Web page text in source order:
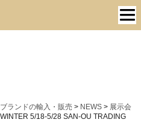
ランドの輸入・販売 > NEWS > 展示会
5/18-5/28 SAN-OU TRADING